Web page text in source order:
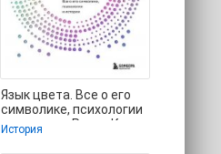
Язык цвета. Все о его
символике, психологии
и истории - Рекер Кит
(читать книги
История